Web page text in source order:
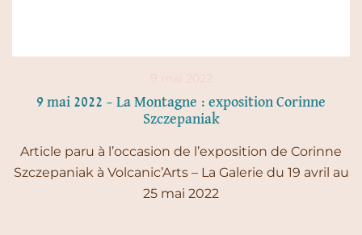
9 mai 2022
9 mai 2022 – La Montagne : exposition Corinne
Szczepaniak
Article paru à l’occasion de l’exposition de Corinne
Szczepaniak à Volcanic’Arts – La Galerie du 19 avril au
25 mai 2022